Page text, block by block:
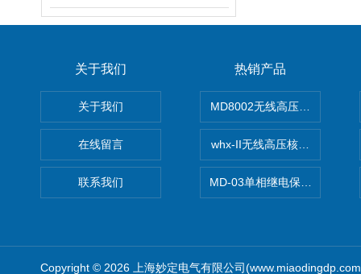
关于我们
关于我们
在线留言
联系我们
热销产品
MD8002无线高压核相仪
whx-II无线高压核相仪
MD-03单相继电保护测试仪价
Copyright © 2026 上海妙定电气有限公司